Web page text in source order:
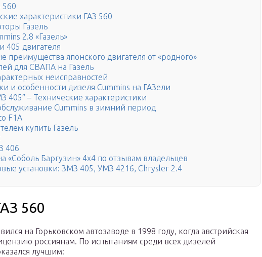
560
характеристики ГАЗ 560
Газель
2.8 «Газель»
405 двигателя
преимущества японского двигателя от «родного»
для СВАПА на Газель
неисправностей
и особенности дизеля Cummins на ГАЗели
405″ – Технические характеристики
Cummins в зимний период
F1A
купить Газель
406
«Соболь Баргузин» 4х4 по отзывам владельцев
установки: ЗМЗ 405, УМЗ 4216, Chrysler 2.4
560
на Горьковском автозаводе в 1998 году, когда австрийская
россиянам. По испытаниям среди всех дизелей
лучшим: